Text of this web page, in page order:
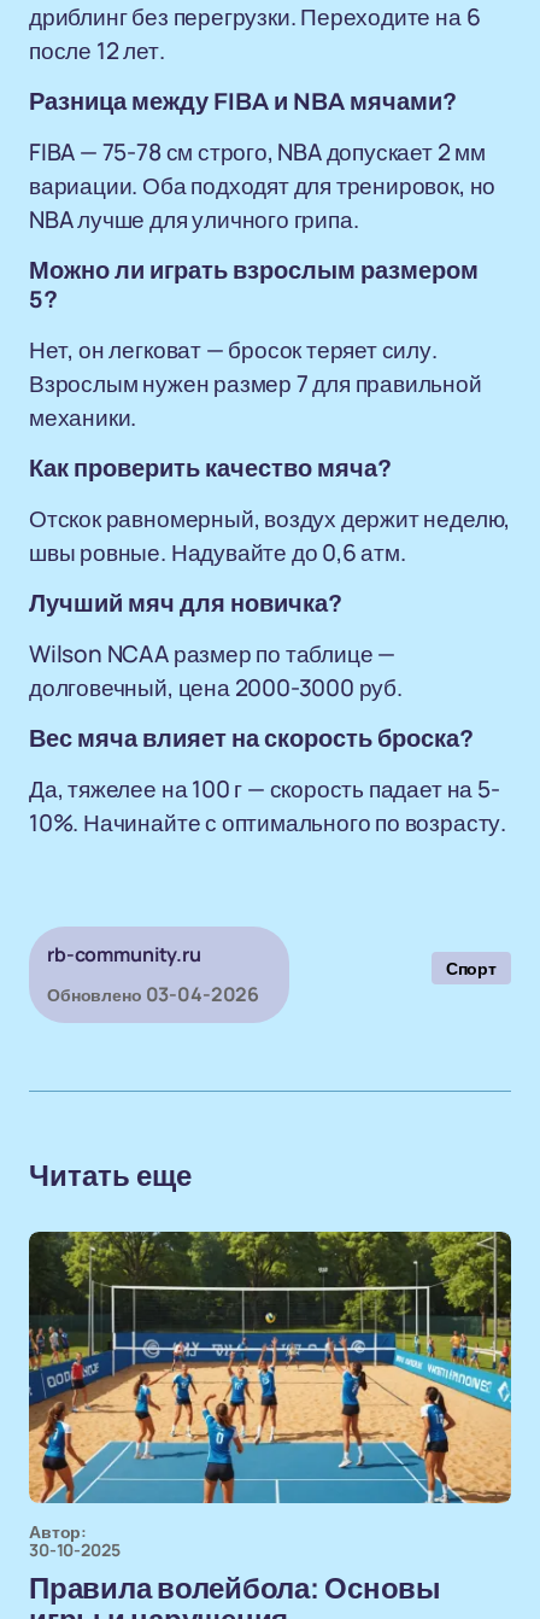
дриблинг без перегрузки. Переходите на 6
после 12 лет.
Разница между FIBA и NBA мячами?
FIBA — 75-78 см строго, NBA допускает 2 мм
вариации. Оба подходят для тренировок, но
NBA лучше для уличного грипа.
Можно ли играть взрослым размером
5?
Нет, он легковат — бросок теряет силу.
Взрослым нужен размер 7 для правильной
механики.
Как проверить качество мяча?
Отскок равномерный, воздух держит неделю,
швы ровные. Надувайте до 0,6 атм.
Лучший мяч для новичка?
Wilson NCAA размер по таблице —
долговечный, цена 2000-3000 руб.
Вес мяча влияет на скорость броска?
Да, тяжелее на 100 г — скорость падает на 5-
10%. Начинайте с оптимального по возрасту.
rb-community.ru
Обновлено 03-04-2026
Спорт
Читать еще
Автор:
30-10-2025
Правила волейбола: Основы